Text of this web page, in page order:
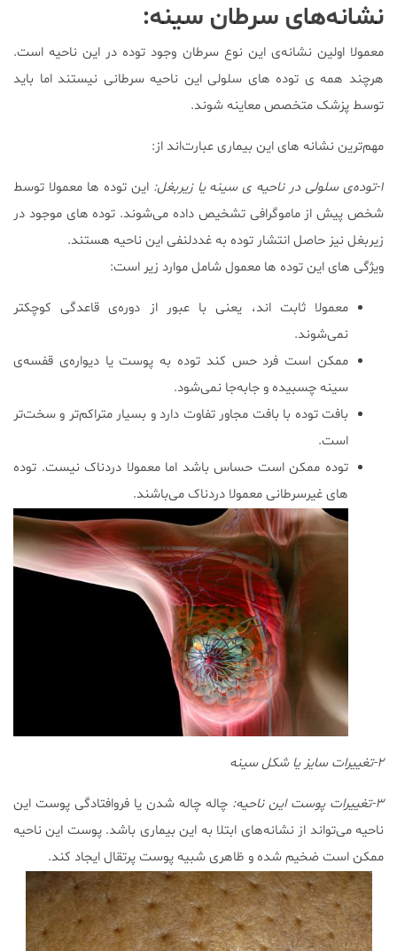
نشانه‌های سرطان سینه:
معمولا اولین نشانه‌ی این نوع سرطان وجود توده در این ناحیه است.
هرچند همه ی توده های سلولی این ناحیه سرطانی نیستند اما باید
توسط پزشک متخصص معاینه شوند.
مهم‌ترین نشانه های این بیماری عبارت‌اند از:
۱-توده‌ی سلولی در ناحیه ی سینه یا زیربغل:
این توده ها معمولا توسط
شخص پیش از ماموگرافی تشخیص داده می‌شوند. توده های موجود در
زیربغل نیز حاصل انتشار توده به غددلنفی این ناحیه هستند.
ویژگی های این توده ها معمول شامل موارد زیر است:
معمولا ثابت اند، یعنی با عبور از دوره‌ی قاعدگی کوچکتر
نمی‌شوند.
ممکن است فرد حس کند توده به پوست یا دیواره‌ی قفسه‌ی
سینه چسبیده و جابه‌جا نمی‌شود.
بافت توده با بافت مجاور تفاوت دارد و بسیار متراکم‌تر و سخت‌تر
است.
توده ممکن است حساس باشد اما معمولا دردناک نیست. توده
های غیرسرطانی معمولا دردناک می‌باشند.
۲-تغییرات سایز یا شکل سینه
۳-تغییرات پوست این ناحیه:
چاله چاله شدن یا فروافتادگی پوست این
ناحیه می‌تواند از نشانه‌های ابتلا به این بیماری باشد. پوست این ناحیه
ممکن است ضخیم شده و ظاهری شبیه پوست پرتقال ایجاد کند.